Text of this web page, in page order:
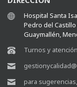
Hospital Santa
Pedro del Castillo
Guaymallén,
Turnos y
para